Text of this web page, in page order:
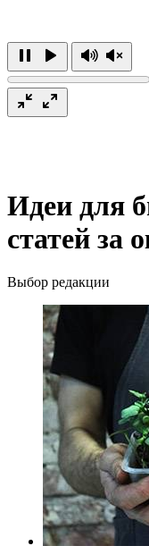
Идеи для
статей за
Выбор редакции